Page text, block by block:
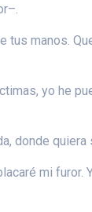
tus manos.
yo he
donde
mi furor.